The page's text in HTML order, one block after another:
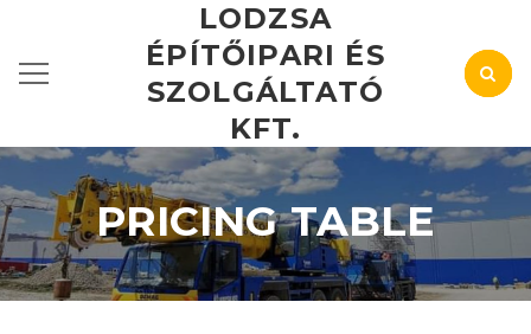
LODZSA
ÉPÍTŐIPARI ÉS
SZOLGÁLTATÓ
KFT.
PRICING TABLE